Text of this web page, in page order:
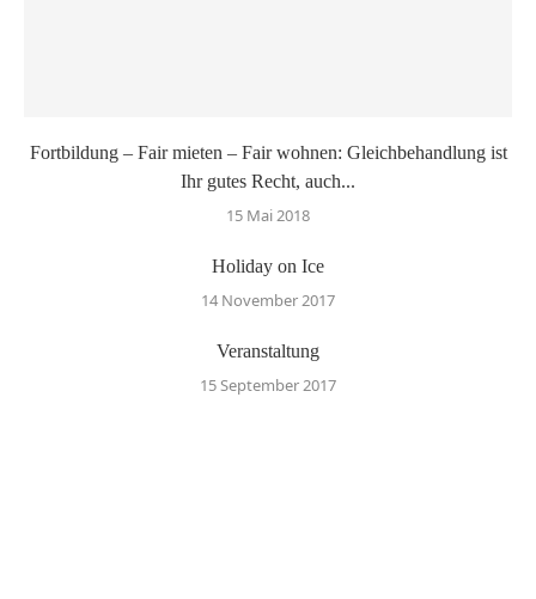
Fortbildung – Fair mieten – Fair wohnen: Gleichbehandlung ist
Ihr gutes Recht, auch...
15 Mai 2018
Holiday on Ice
14 November 2017
Veranstaltung
15 September 2017